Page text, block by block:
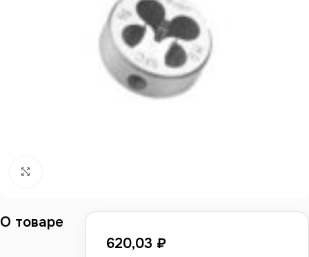
620,03 ₽
О товаре